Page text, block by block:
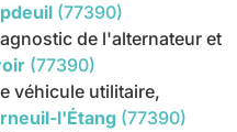
(77390)
de l'alternateur et
(77390)
véhicule utilitaire,
l'Étang (77390)